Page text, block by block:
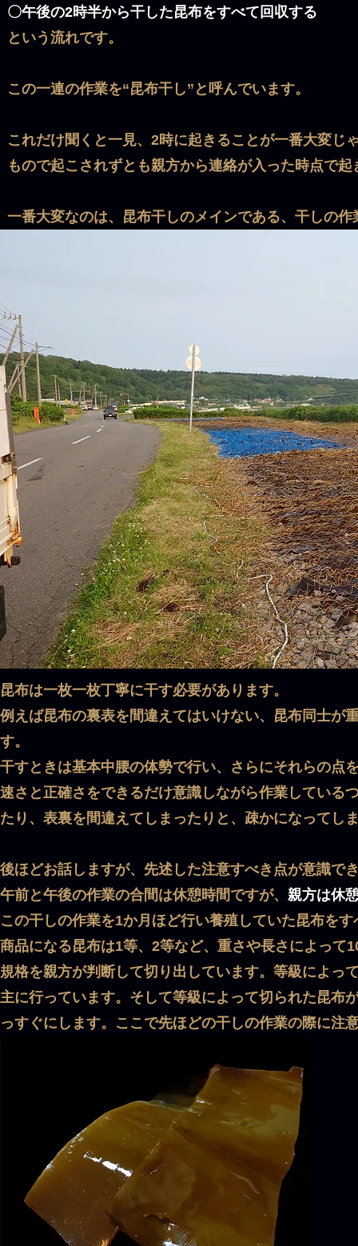
〇午後の2時半から干した昆布をすべて回収する
という流れです。
この一連の作業を“昆布干し”と呼んでいます。
これだけ聞くと一見、2時に起きることが一番大変じ
もので起こされずとも親方から連絡が入った時点で
一番大変なのは、昆布干しのメインである、干しの作
昆布は一枚一枚丁寧に干す必要があります。
例えば昆布の裏表を間違えてはいけない、昆布同士が
す。
干すときは基本中腰の体勢で行い、さらにそれらの点
速さと正確さをできるだけ意識しながら作業している
たり、表裏を間違えてしまったりと、疎かになってし
後ほどお話しますが、先述した注意すべき点が意識で
午前と午後の作業の合間は休憩時間ですが、 親方は休
この干しの作業を1か月ほど行い養殖していた昆布を
商品になる昆布は1等、2等など、重さや長さによっ
規格を親方が判断して切り出しています。等級によっ
主に行っています。そして等級によって切られた昆布
っすぐにします。ここで先ほどの干しの作業の際に注